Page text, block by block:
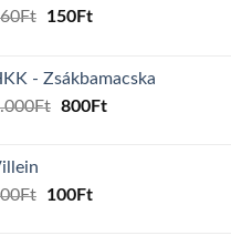
Ft
Original
160Ft.
150FtCurrent
150Ft.
- Zsákbamacska
Ft Original
800FtCurrent
Ft
Original
100FtCurrent